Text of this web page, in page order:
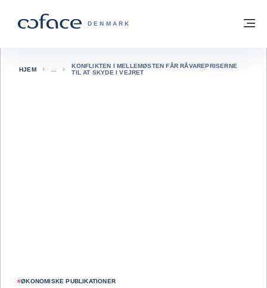
COFACE FOR TRADE - GRUPPENS
DENMARK
Tilbage til hjemmesiden
#ØKONOMISKE PUBLIKATIONER
HJEM
KONFLIKTEN I MELLEMØSTEN FÅR RÅVAREPRISERNE
TIL AT SKYDE I VEJRET